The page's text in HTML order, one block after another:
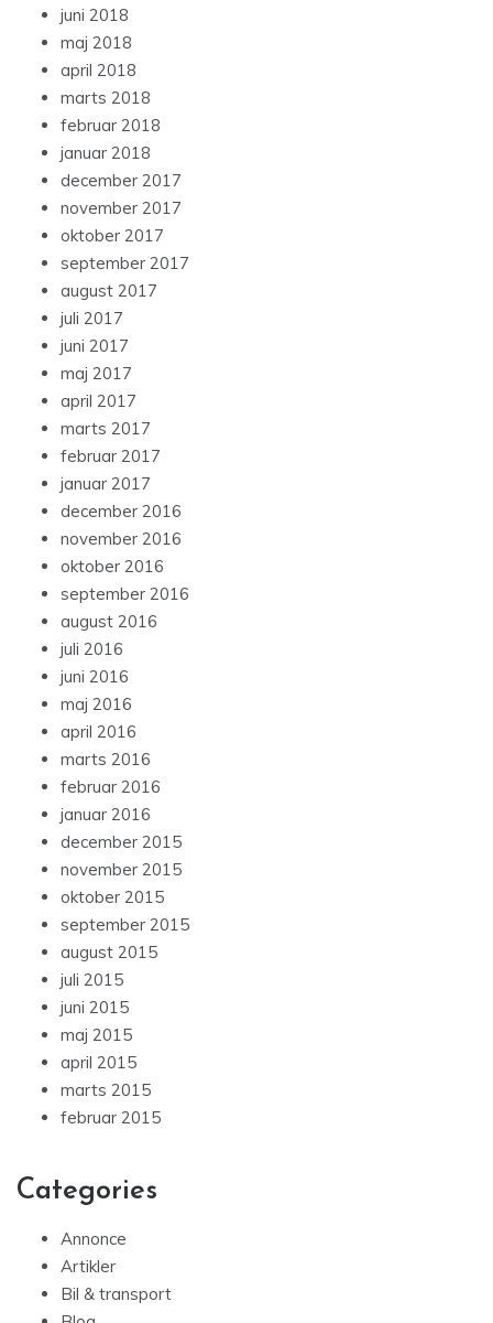
juni 2018
maj 2018
april 2018
marts 2018
februar 2018
januar 2018
december 2017
november 2017
oktober 2017
september 2017
august 2017
juli 2017
juni 2017
maj 2017
april 2017
marts 2017
februar 2017
januar 2017
december 2016
november 2016
oktober 2016
september 2016
august 2016
juli 2016
juni 2016
maj 2016
april 2016
marts 2016
februar 2016
januar 2016
december 2015
november 2015
oktober 2015
september 2015
august 2015
juli 2015
juni 2015
maj 2015
april 2015
marts 2015
februar 2015
Categories
Annonce
Artikler
Bil & transport